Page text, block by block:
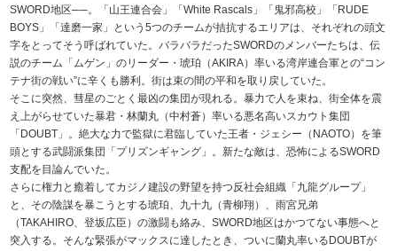
SWORD地区──。「山王連合会」「White Rascals」「鬼邪高校」「RUDE
BOYS」「達磨一家」という5つのチームが拮抗するエリアは、それぞれの頭文
字をとってそう呼ばれていた。バラバラだったSWORDのメンバーたちは、伝
説のチーム「ムゲン」のリーダー・琥珀（AKIRA）率いる湾岸連合軍との“コン
テナ街の戦い”に辛くも勝利。街は束の間の平和を取り戻していた。
そこに突然、彗星のごとく最凶の集団が現れる。暴力で人を束ね、街全体を震
え上がらせていた暴君・林蘭丸（中村蒼）率いる悪名高いスカウト集団
「DOUBT」。絶大な力で監獄に君臨していた王者・ジェシー（NAOTO）を筆
頭とする武闘派集団「プリズンギャング」。新たな敵は、恐怖によるSWORD
支配を目論んでいた。
さらに権力と癒着してカジノ建設の野望を持つ反社会組織「九龍グループ」
と、その陰謀を暴こうとする琥珀、九十九（青柳翔）、雨宮兄弟
（TAKAHIRO、登坂広臣）の激闘も絡み、SWORD地区はかつてない事態へと
突入する。そんな緊張がマックスに達したとき、ついに蘭丸率いるDOUBTが